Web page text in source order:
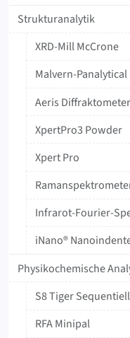
Strukturanalytik
XRD-Mill McCrone
Malvern-Panalytical
Aeris Diffraktometer
XpertPro3 Powder
Xpert Pro
Infrarot-Fourier-
iNano®
Physikochemische
S8 Tiger
RFA Minipal